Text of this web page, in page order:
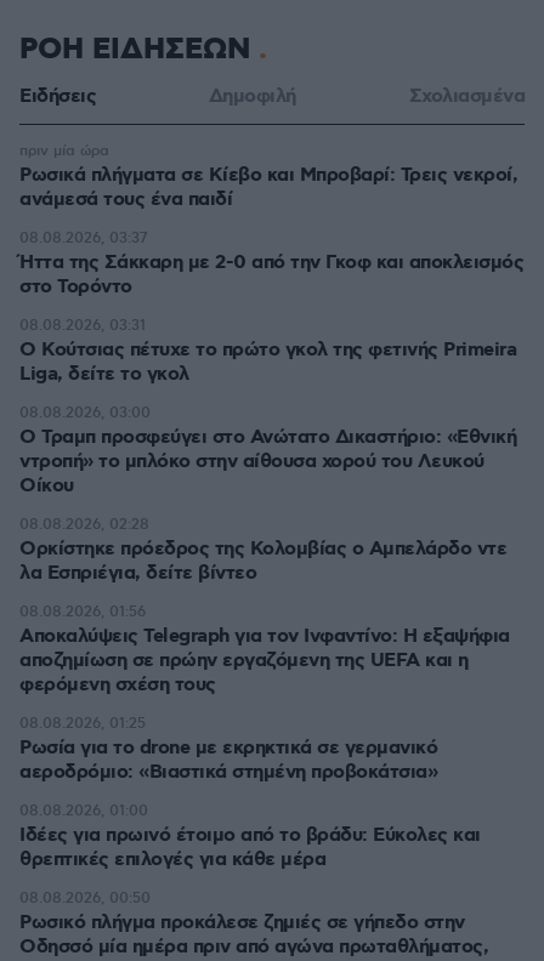
ΡΟΗ ΕΙΔΗΣΕΩΝ
Ειδήσεις Δημοφιλή Σχολιασμένα
Ρωσικά πλήγματα σε Κίεβο και Μπροβαρί: Τρεις νεκροί,
ανάμεσά τους ένα παιδί
πριν μία ώρα
Ήττα της Σάκκαρη με 2-0 από την Γκοφ και αποκλεισμός
στο Τορόντο
08.08.2026, 03:37
Ο Κούτσιας πέτυχε το πρώτο γκολ της φετινής Primeira
Liga, δείτε το γκολ
08.08.2026, 03:31
Ο Τραμπ προσφεύγει στο Ανώτατο Δικαστήριο: «Εθνική
ντροπή» το μπλόκο στην αίθουσα χορού του Λευκού
Οίκου
08.08.2026, 03:00
Ορκίστηκε πρόεδρος της Κολομβίας ο Αμπελάρδο ντε
λα Εσπριέγια, δείτε βίντεο
08.08.2026, 02:28
Αποκαλύψεις Telegraph για τον Ινφαντίνο: Η εξαψήφια
αποζημίωση σε πρώην εργαζόμενη της UEFA και η
φερόμενη σχέση τους
08.08.2026, 01:56
Ρωσία για το drone με εκρηκτικά σε γερμανικό
αεροδρόμιο: «Βιαστικά στημένη προβοκάτσια»
08.08.2026, 01:25
Ιδέες για πρωινό έτοιμο από το βράδυ: Εύκολες και
θρεπτικές επιλογές για κάθε μέρα
08.08.2026, 01:00
Ρωσικό πλήγμα προκάλεσε ζημιές σε γήπεδο στην
Οδησσό μία ημέρα πριν από αγώνα πρωταθλήματος,
08.08.2026, 00:50